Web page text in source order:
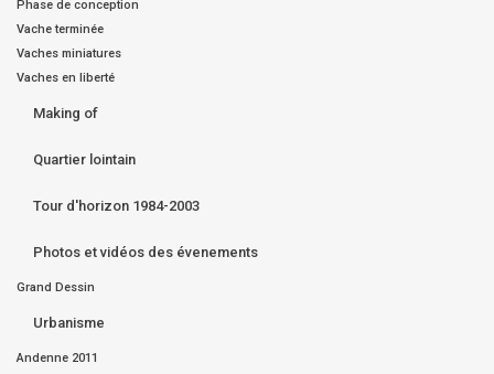
Phase de conception
Vache terminée
Vaches miniatures
Vaches en liberté
Making of
Quartier lointain
Tour d'horizon 1984-2003
Photos et vidéos des évenements
Grand Dessin
Urbanisme
Andenne 2011